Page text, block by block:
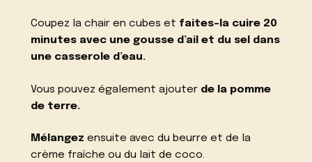
Coupez la chair en cubes et faites-la cuire 20
minutes avec une gousse d’ail et du sel dans
une casserole d’eau.
Vous pouvez également ajouter de la pomme
de terre.
Mélangez ensuite avec du beurre et de la
crème fraîche ou du lait de coco.